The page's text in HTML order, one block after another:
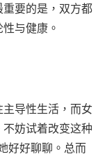
重要的是，双方都
与健康。
导性生活，而女
妨试着改变这种
好好聊聊。总而